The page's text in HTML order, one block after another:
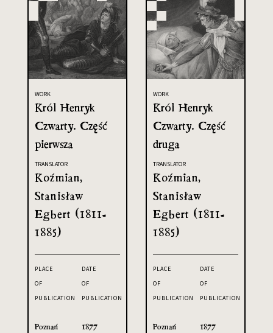
WORK
Król Henryk
Czwarty. Część
pierwsza
TRANSLATOR
Koźmian,
Stanisław
Egbert (1811-
1885)
PLACE
OF
PUBLICATION
Poznań
DATE
OF
PUBLICATION
1877
WORK
Król Henryk
Czwarty. Część
druga
TRANSLATOR
Koźmian,
Stanisław
Egbert (1811-
1885)
PLACE
OF
PUBLICATION
Poznań
DATE
OF
PUBLICATION
1877